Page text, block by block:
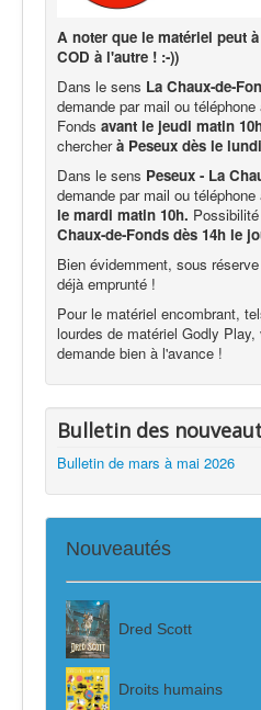
A noter que le matériel peut
COD à l'autre ! :-))
Dans le sens La Chaux-de-
demande par mail ou
Fonds avant le jeudi matin
chercherà Peseux dès le
Dans le sens Peseux - La
demande par mail ou
le mardi matin 10h.
Chaux-de-Fonds dès 14h le
Bien évidemment, sous
déjà emprunté !
Pour le matériel encombrant,
lourdes de matériel Godly
demande bien à l'avance !
Bulletin des
Bulletin de mars à mai 2026